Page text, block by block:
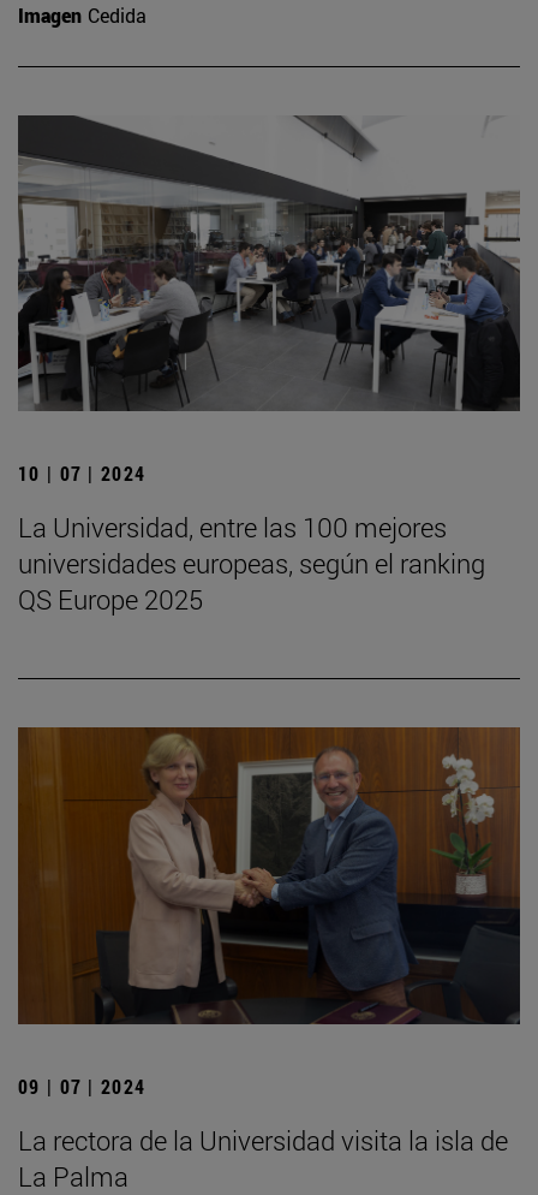
Imagen Cedida
10 | 07 | 2024
La Universidad, entre las 100 mejores
universidades europeas, según el ranking
QS Europe 2025
09 | 07 | 2024
La rectora de la Universidad visita la isla de
La Palma